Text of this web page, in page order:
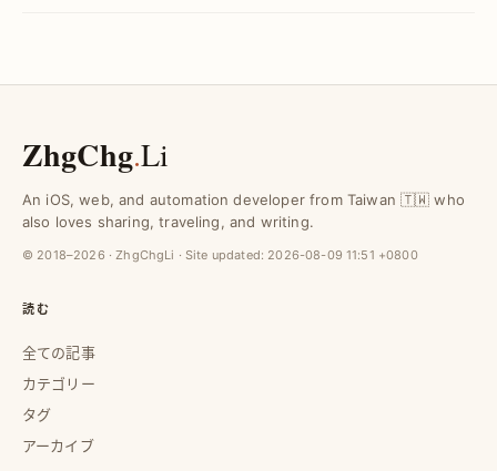
ZhgChg.Li
An iOS, web, and automation developer from Taiwan 🇹🇼 who
also loves sharing, traveling, and writing.
© 2018–2026 · ZhgChgLi · Site updated: 2026-08-09 11:51 +0800
読む
全ての記事
カテゴリー
タグ
アーカイブ